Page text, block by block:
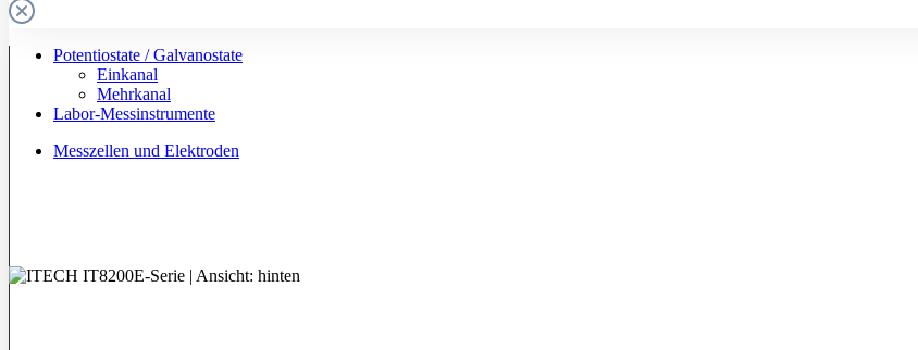
Potentiostate / Galvanostate
Einkanal
Mehrkanal
Labor-Messinstrumente
Messzellen und Elektroden